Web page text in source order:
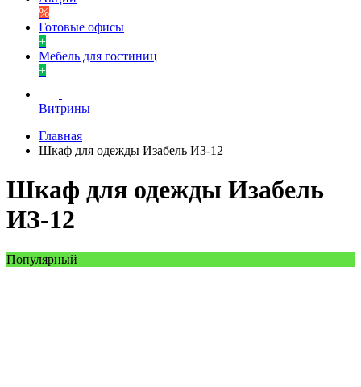
%
Готовые офисы
+
Мебель для гостиниц
+
Витрины
Главная
Шкаф для одежды Изабель ИЗ-12
Шкаф для одежды Изабель
ИЗ-12
Популярный